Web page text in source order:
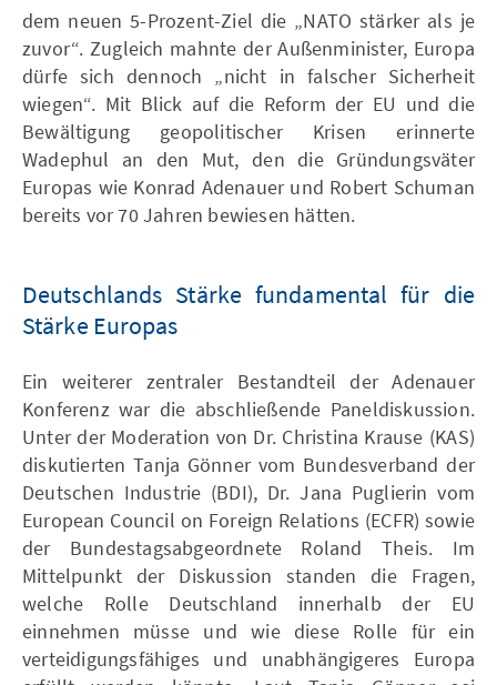
dem neuen 5-Prozent-Ziel die „NATO stärker als je
zuvor“. Zugleich mahnte der Außenminister, Europa
dürfe sich dennoch „nicht in falscher Sicherheit
wiegen“. Mit Blick auf die Reform der EU und die
Bewältigung geopolitischer Krisen erinnerte
Wadephul an den Mut, den die Gründungsväter
Europas wie Konrad Adenauer und Robert Schuman
bereits vor 70 Jahren bewiesen hätten.
Deutschlands Stärke fundamental für die
Stärke Europas
Ein weiterer zentraler Bestandteil der Adenauer
Konferenz war die abschließende Paneldiskussion.
Unter der Moderation von Dr. Christina Krause (KAS)
diskutierten Tanja Gönner vom Bundesverband der
Deutschen Industrie (BDI), Dr. Jana Puglierin vom
European Council on Foreign Relations (ECFR) sowie
der Bundestagsabgeordnete Roland Theis. Im
Mittelpunkt der Diskussion standen die Fragen,
welche Rolle Deutschland innerhalb der EU
einnehmen müsse und wie diese Rolle für ein
verteidigungsfähiges und unabhängigeres Europa